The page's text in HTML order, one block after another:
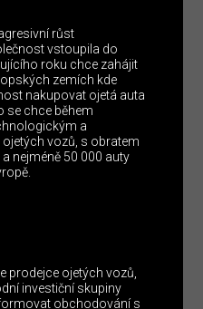
růst
vstoupila do
roku chce zahájit
zemích kde
nakupovat ojetá auta
se chce během
a
vozů, s obratem
nejméně 50 000 auty
prodejce ojetých vozů,
investiční skupiny
obchodování s